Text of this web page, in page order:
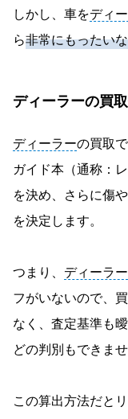
しかし、車をディ
ら非常にもったい
ディーラーの買
ディーラーの買取
ガイド本（通称：
を決め、さらに傷
を決定します。
つまり、 ディーラー
フがいないので、
なく、査定基準も
どの判別もできませ
この算出方法だと